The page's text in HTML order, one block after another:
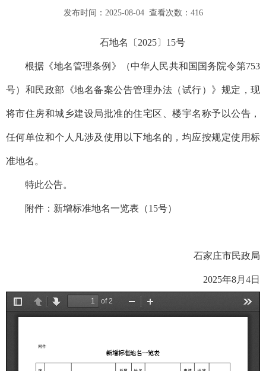
发布时间：2025-08-04 查看次数： 416
石地名〔2025〕15号
根据《地名管理条例》（中华人民共和国国务院令第753
号）和民政部《地名备案公告管理办法（试行）》规定，现
将市住房和城乡建设局批准的住宅区、楼宇名称予以公告，
任何单位和个人凡涉及使用以下地名的，均应按规定使用标
准地名。
特此公告。
附件： 新增标准地名一览表（15号）
石家庄市民政局
2025年8月4日